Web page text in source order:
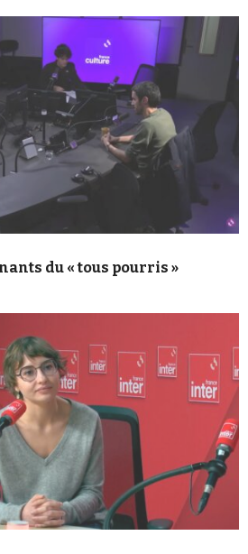
du « tous pourris »